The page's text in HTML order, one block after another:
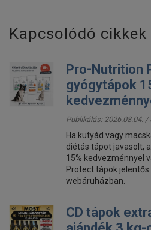
Kapcsolódó cikkek
Pro-Nutrition
gyógytápok
Publikálás: 2026.08.04. /
Ha kutyád vagy
diétás tápot javasolt,
15% kedvezménnyel
Protect tápok
webáruházban.
CD tápok